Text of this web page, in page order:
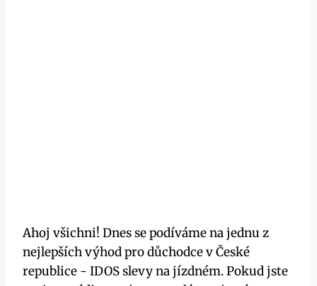
Ahoj všichni!⁣ Dnes se podíváme na jednu z
nejlepších výhod pro důchodce v České⁤
republice ⁣- IDOS ⁤slevy na‌ jízdném. Pokud ‌jste